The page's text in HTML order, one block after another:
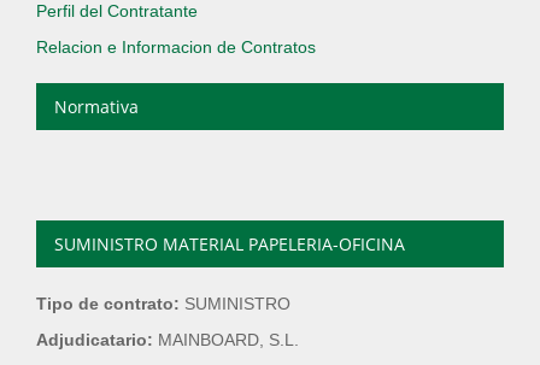
Perfil del Contratante
Relacion e Informacion de Contratos
Normativa
SUMINISTRO MATERIAL PAPELERIA-OFICINA
Tipo de contrato: SUMINISTRO
Adjudicatario: MAINBOARD, S.L.